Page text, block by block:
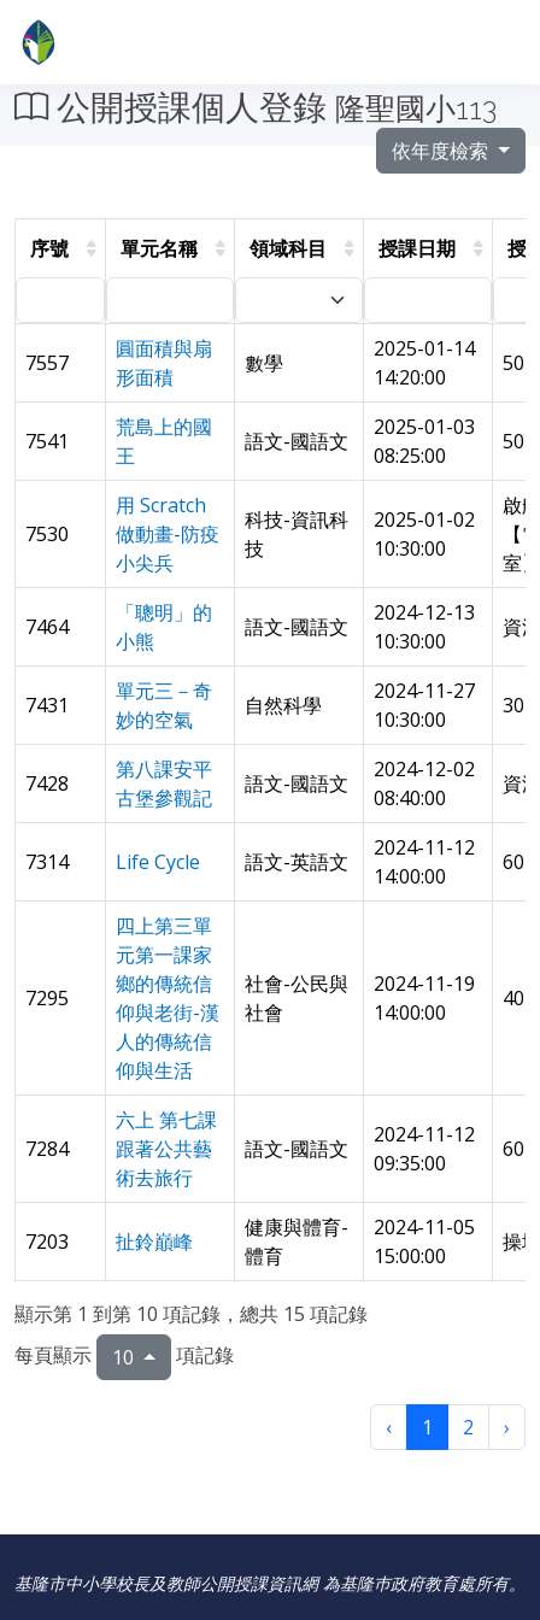
公開授課個人登錄 隆聖國小113
依年度檢索
序號 單元名稱 領域科目 授課日期 授
7557
圓面積與扇
形面積
數學
2025-01-14
14:20:00
501
7541
荒島上的國
王
語文-國語文
2025-01-03
08:25:00
501
7530
用 Scratch
做動畫-防疫
小尖兵
科技-資訊科
技
2025-01-02
10:30:00
啟
【
室】
7464
「聰明」的
小熊
語文-國語文
2024-12-13
10:30:00
資
7431
單元三－奇
妙的空氣
自然科學
2024-11-27
10:30:00
302
7428
第八課安平
古堡參觀記
語文-國語文
2024-12-02
08:40:00
資
7314 Life Cycle 語文-英語文
2024-11-12
14:00:00
602
7295
四上第三單
元第一課家
鄉的傳統信
仰與老街-漢
人的傳統信
仰與生活
社會-公民與
社會
2024-11-19
14:00:00
7284
六上 第七課
跟著公共藝
術去旅行
語文-國語文
2024-11-12
09:35:00
601
7203 扯鈴巔峰
健康與體育-
體育
2024-11-05
15:00:00
操場
顯示第 1 到第 10 項記錄，總共 15 項記錄
每頁顯示
10 項記錄
‹ 1 2 ›
基隆市中小學校長及教師公開授課資訊網 為基隆巿政府教育處所有。